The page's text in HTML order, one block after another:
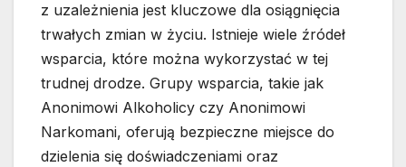
z uzależnienia jest kluczowe dla osiągnięcia
trwałych zmian w życiu. Istnieje wiele źródeł
wsparcia, które można wykorzystać w tej
trudnej drodze. Grupy wsparcia, takie jak
Anonimowi Alkoholicy czy Anonimowi
Narkomani, oferują bezpieczne miejsce do
dzielenia się doświadczeniami oraz